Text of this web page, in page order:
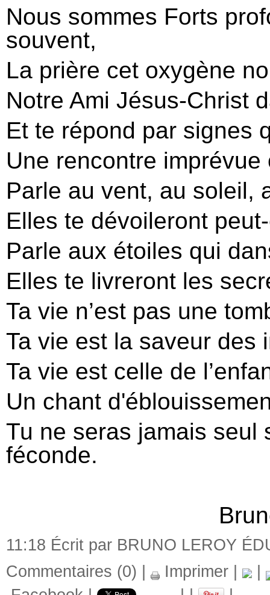
Nous sommes Forts
souvent,
La prière cet oxygène
Notre Ami Jésus-Christ
Et te répond par signes
Une rencontre
Parle au vent, au soleil,
Elles te dévoileront
Parle aux étoiles qui
Elles te livreront les
Ta vie n’est pas une
Ta vie est la saveur des
Ta vie est celle de
Un chant
Tu ne seras jamais seul
féconde.
11:18 Écrit par BRUNO LEROY
Commentaires (0)
Imprimer